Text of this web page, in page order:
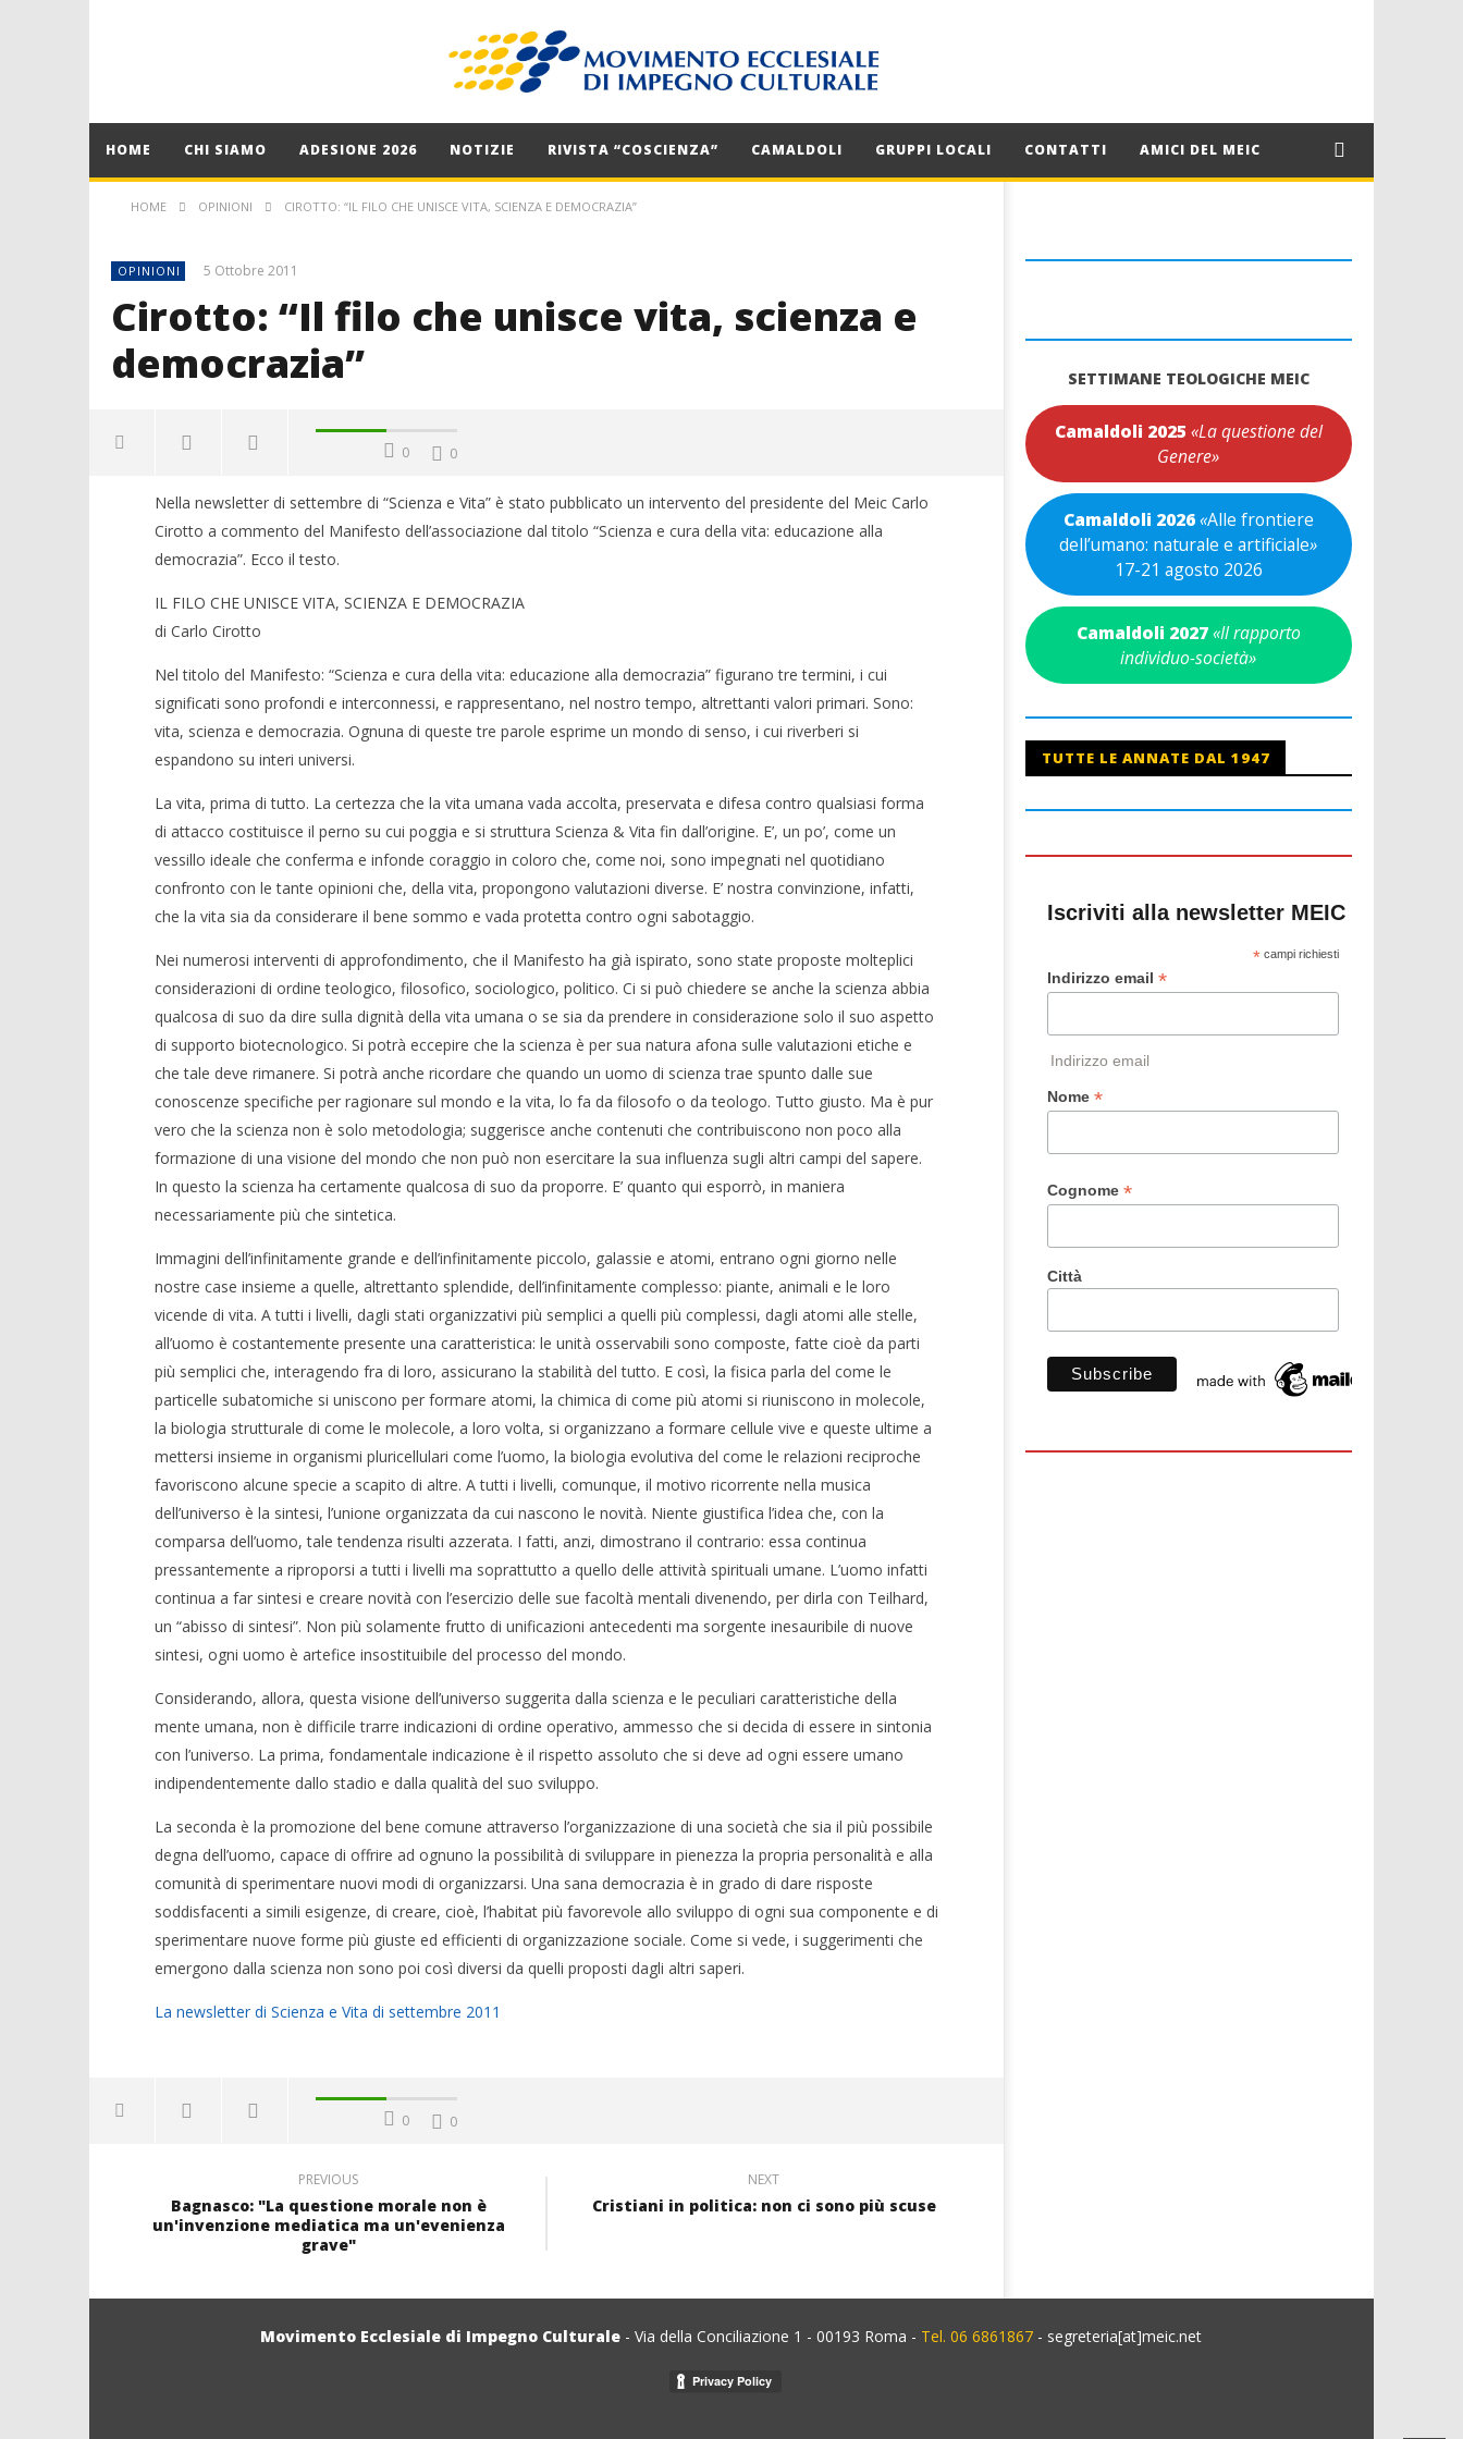
HOME CHI SIAMO ADESIONE 2026 NOTIZIE RIVISTA “COSCIENZA” CAMALDOLI GRUPPI LOCALI CONTATTI AMICI DEL MEIC
HOME OPINIONI CIROTTO: “IL FILO CHE UNISCE VITA, SCIENZA E DEMOCRAZIA”
OPINIONI 5 Ottobre 2011
Cirotto: “Il filo che unisce vita, scienza e
democrazia”
0 0
Nella newsletter di settembre di “Scienza e Vita” è stato pubblicato un intervento del presidente del Meic Carlo
Cirotto a commento del Manifesto dell’associazione dal titolo “Scienza e cura della vita: educazione alla
democrazia”. Ecco il testo.
IL FILO CHE UNISCE VITA, SCIENZA E DEMOCRAZIA
di Carlo Cirotto
Nel titolo del Manifesto: “Scienza e cura della vita: educazione alla democrazia” figurano tre termini, i cui
significati sono profondi e interconnessi, e rappresentano, nel nostro tempo, altrettanti valori primari. Sono:
vita, scienza e democrazia. Ognuna di queste tre parole esprime un mondo di senso, i cui riverberi si
espandono su interi universi.
La vita, prima di tutto. La certezza che la vita umana vada accolta, preservata e difesa contro qualsiasi forma
di attacco costituisce il perno su cui poggia e si struttura Scienza & Vita fin dall’origine. E’, un po’, come un
vessillo ideale che conferma e infonde coraggio in coloro che, come noi, sono impegnati nel quotidiano
confronto con le tante opinioni che, della vita, propongono valutazioni diverse. E’ nostra convinzione, infatti,
che la vita sia da considerare il bene sommo e vada protetta contro ogni sabotaggio.
Nei numerosi interventi di approfondimento, che il Manifesto ha già ispirato, sono state proposte molteplici
considerazioni di ordine teologico, filosofico, sociologico, politico. Ci si può chiedere se anche la scienza abbia
qualcosa di suo da dire sulla dignità della vita umana o se sia da prendere in considerazione solo il suo aspetto
di supporto biotecnologico. Si potrà eccepire che la scienza è per sua natura afona sulle valutazioni etiche e
che tale deve rimanere. Si potrà anche ricordare che quando un uomo di scienza trae spunto dalle sue
conoscenze specifiche per ragionare sul mondo e la vita, lo fa da filosofo o da teologo. Tutto giusto. Ma è pur
vero che la scienza non è solo metodologia; suggerisce anche contenuti che contribuiscono non poco alla
formazione di una visione del mondo che non può non esercitare la sua influenza sugli altri campi del sapere.
In questo la scienza ha certamente qualcosa di suo da proporre. E’ quanto qui esporrò, in maniera
necessariamente più che sintetica.
Immagini dell’infinitamente grande e dell’infinitamente piccolo, galassie e atomi, entrano ogni giorno nelle
nostre case insieme a quelle, altrettanto splendide, dell’infinitamente complesso: piante, animali e le loro
vicende di vita. A tutti i livelli, dagli stati organizzativi più semplici a quelli più complessi, dagli atomi alle stelle,
all’uomo è costantemente presente una caratteristica: le unità osservabili sono composte, fatte cioè da parti
più semplici che, interagendo fra di loro, assicurano la stabilità del tutto. E così, la fisica parla del come le
particelle subatomiche si uniscono per formare atomi, la chimica di come più atomi si riuniscono in molecole,
la biologia strutturale di come le molecole, a loro volta, si organizzano a formare cellule vive e queste ultime a
mettersi insieme in organismi pluricellulari come l’uomo, la biologia evolutiva del come le relazioni reciproche
favoriscono alcune specie a scapito di altre. A tutti i livelli, comunque, il motivo ricorrente nella musica
dell’universo è la sintesi, l’unione organizzata da cui nascono le novità. Niente giustifica l’idea che, con la
comparsa dell’uomo, tale tendenza risulti azzerata. I fatti, anzi, dimostrano il contrario: essa continua
pressantemente a riproporsi a tutti i livelli ma soprattutto a quello delle attività spirituali umane. L’uomo infatti
continua a far sintesi e creare novità con l’esercizio delle sue facoltà mentali divenendo, per dirla con Teilhard,
un “abisso di sintesi”. Non più solamente frutto di unificazioni antecedenti ma sorgente inesauribile di nuove
sintesi, ogni uomo è artefice insostituibile del processo del mondo.
Considerando, allora, questa visione dell’universo suggerita dalla scienza e le peculiari caratteristiche della
mente umana, non è difficile trarre indicazioni di ordine operativo, ammesso che si decida di essere in sintonia
con l’universo. La prima, fondamentale indicazione è il rispetto assoluto che si deve ad ogni essere umano
indipendentemente dallo stadio e dalla qualità del suo sviluppo.
La seconda è la promozione del bene comune attraverso l’organizzazione di una società che sia il più possibile
degna dell’uomo, capace di offrire ad ognuno la possibilità di sviluppare in pienezza la propria personalità e alla
comunità di sperimentare nuovi modi di organizzarsi. Una sana democrazia è in grado di dare risposte
soddisfacenti a simili esigenze, di creare, cioè, l’habitat più favorevole allo sviluppo di ogni sua componente e di
sperimentare nuove forme più giuste ed efficienti di organizzazione sociale. Come si vede, i suggerimenti che
emergono dalla scienza non sono poi così diversi da quelli proposti dagli altri saperi.
La newsletter di Scienza e Vita di settembre 2011
0 0
PREVIOUS
Bagnasco: "La questione morale non è
un'invenzione mediatica ma un'evenienza
grave"
NEXT
Cristiani in politica: non ci sono più scuse
SETTIMANE TEOLOGICHE MEIC
Camaldoli 2025 «La questione del
Genere»
Camaldoli 2026«Alle frontiere
dell’umano: naturale e artificiale»
17-21 agosto 2026
Camaldoli 2027 «Il rapporto
individuo-società»
TUTTE LE ANNATE DAL 1947
Iscriviti alla newsletter MEIC
* campi richiesti
Indirizzo email *
Indirizzo email
Nome *
Cognome *
Città
Movimento Ecclesiale di Impegno Culturale - Via della Conciliazione 1 - 00193 Roma - Tel. 06 6861867 - segreteria[at]meic.net